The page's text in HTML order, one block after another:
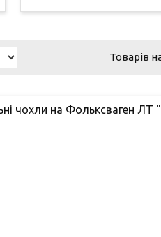
чохли на Фольксваген ЛТ